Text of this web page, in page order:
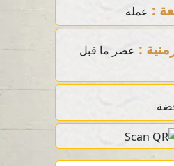
: عملة
: عصر ما قبل